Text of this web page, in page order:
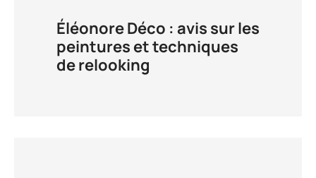
Éléonore Déco : avis sur les
peintures et techniques
de relooking